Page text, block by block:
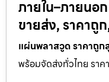
ภายใน–ภายนอ
ขายส่ง, ราคาถู
แผ่นพลาสวูด ราคาถู
พร้อมจัดส่งทั่วไทย รา